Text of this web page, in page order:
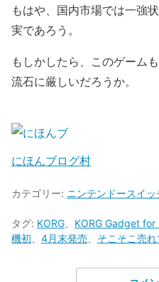
もはや、国内市場では一強
実であろう。
もしかしたら、このゲーム
流石に厳しいだろうか。
にほんブログ村
カテゴリー: ニンテンドースイッ
タグ: KORG KORG Gadget
機初
4月末発売 そこそこ売